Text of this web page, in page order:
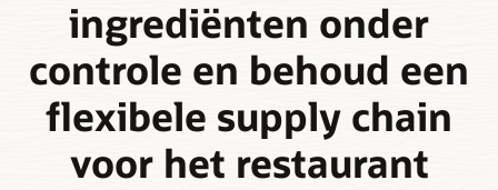
ingrediënten onder
controle en behoud een
flexibele supply chain
voor het restaurant